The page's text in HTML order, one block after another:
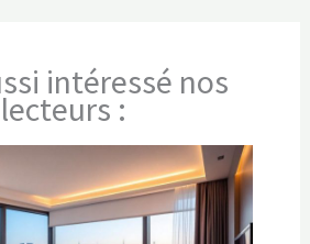
intéressé nos
lecteurs :